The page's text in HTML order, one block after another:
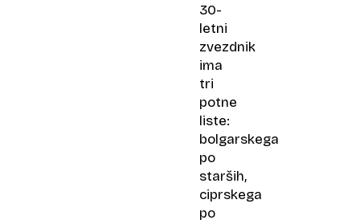
30-
letni
zvezdnik
ima
tri
potne
liste:
bolgarskega
po
starših,
ciprskega
po